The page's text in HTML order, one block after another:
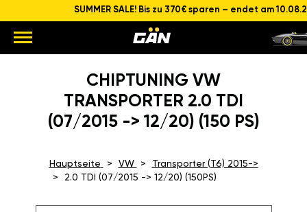
SUMMER SALE! Bis zu 370€ sparen – endet am
CHIPTUNING VW
TRANSPORTER 2.0 TDI
(07/2015 -> 12/20) (150 PS)
Hauptseite VW
Transporter (T6) 2015->
2.0 TDI (07/2015 -> 12/20) (150PS)